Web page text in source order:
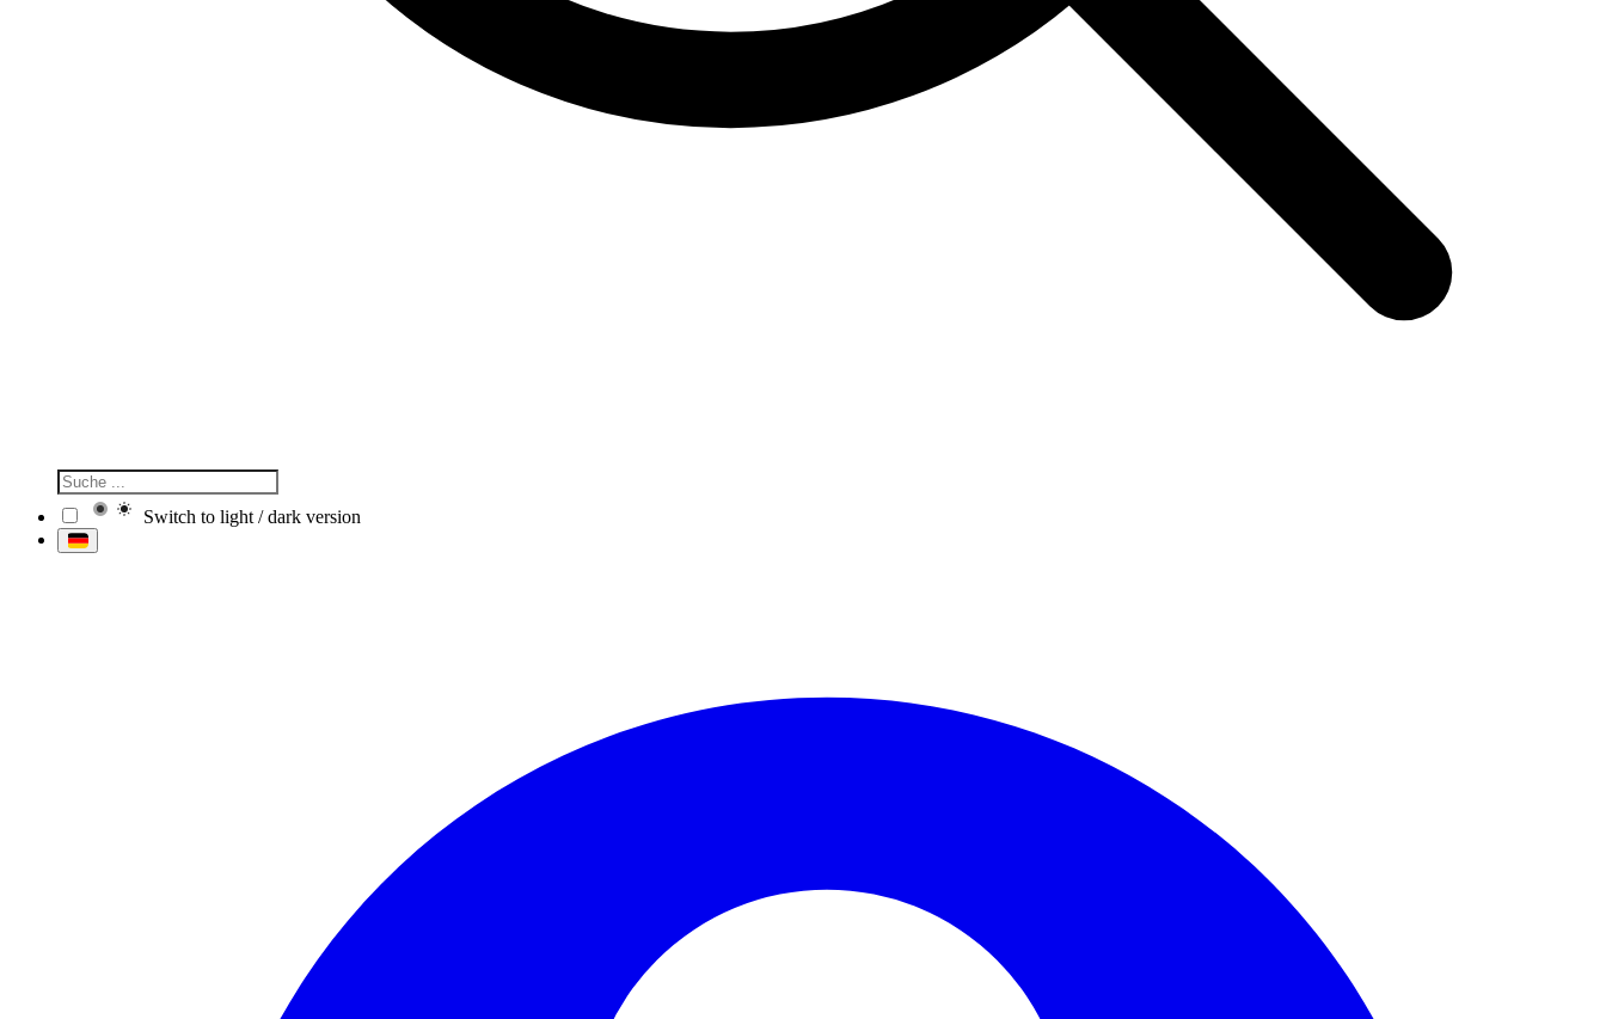
Switch to light / dark version